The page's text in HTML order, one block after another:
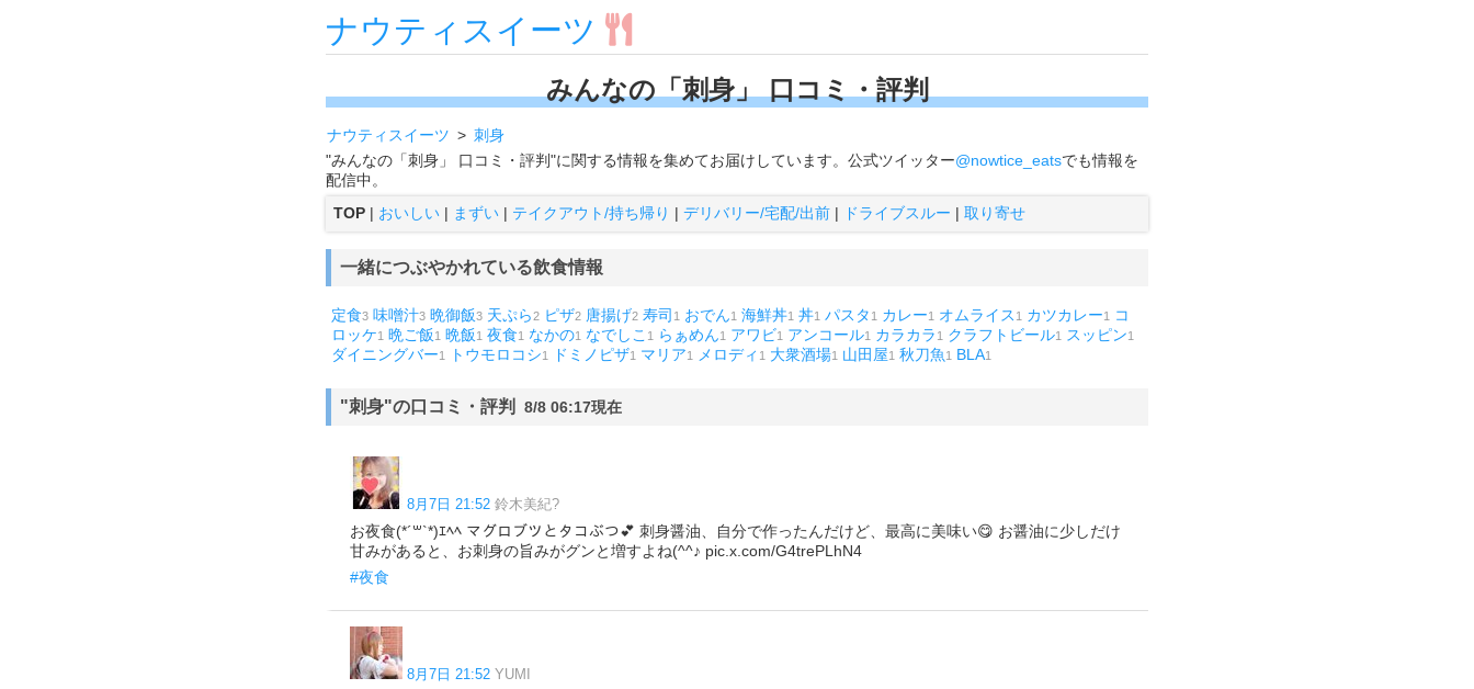
ナウティスイーツ
みんなの「刺身」 口コミ・評判
ナウティスイーツ
刺身
"みんなの「刺身」 口コミ・評判"に関する情報を集めてお届けしています。公式ツイッター@nowtice_eatsでも情報を
配信中。
TOP | おいしい | まずい | テイクアウト/持ち帰り | デリバリー/宅配/出前 | ドライブスルー | 取り寄せ
一緒につぶやかれている飲食情報
定食3 味噌汁3 晩御飯3 天ぷら2 ピザ2 唐揚げ2 寿司 1 おでん1 海鮮丼1 丼1 パスタ 1 カレー1 オムライス 1 カツカレー1
コ
ロッケ1 晩ご飯1 晩飯1 夜食1 なかの1 なでしこ 1 らぁめん1 アワビ1 アンコール1 カラカラ 1 クラフトビール1 スッピン1
ダイニングバー1 トウモロコシ1 ドミノピザ1 マリア1 メロディ 1 大衆酒場1 山田屋1 秋刀魚1 BLA1
"刺身"の口コミ・評判 8/8 06:17現在
8月7日 21:52 鈴木美紀?
お夜食(*´꒳`*)ｴﾍﾍ マグロブツとタコぶつ💕 刺身醤油、自分で作ったんだけど、最高に美味い😋 お醤油に少しだけ
甘みがあると、お刺身の旨みがグンと増すよね(^^♪ pic.x.com/G4trePLhN4
#夜食
8月7日 21:52 YUMI